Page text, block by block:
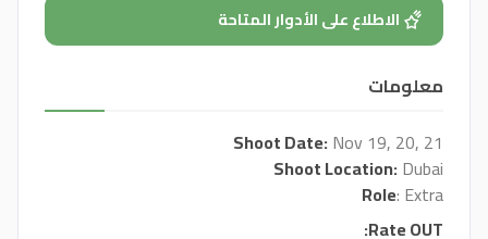
الاطلاع على الأدوار المتاحة
معلومات
Shoot Date:Nov 19, 20, 21
Shoot Location:Dubai
Role: Extra
Rate OUT: